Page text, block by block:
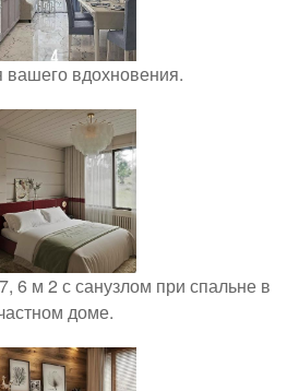
вашего вдохновения.
6 м 2 с санузлом при спальне в
доме.